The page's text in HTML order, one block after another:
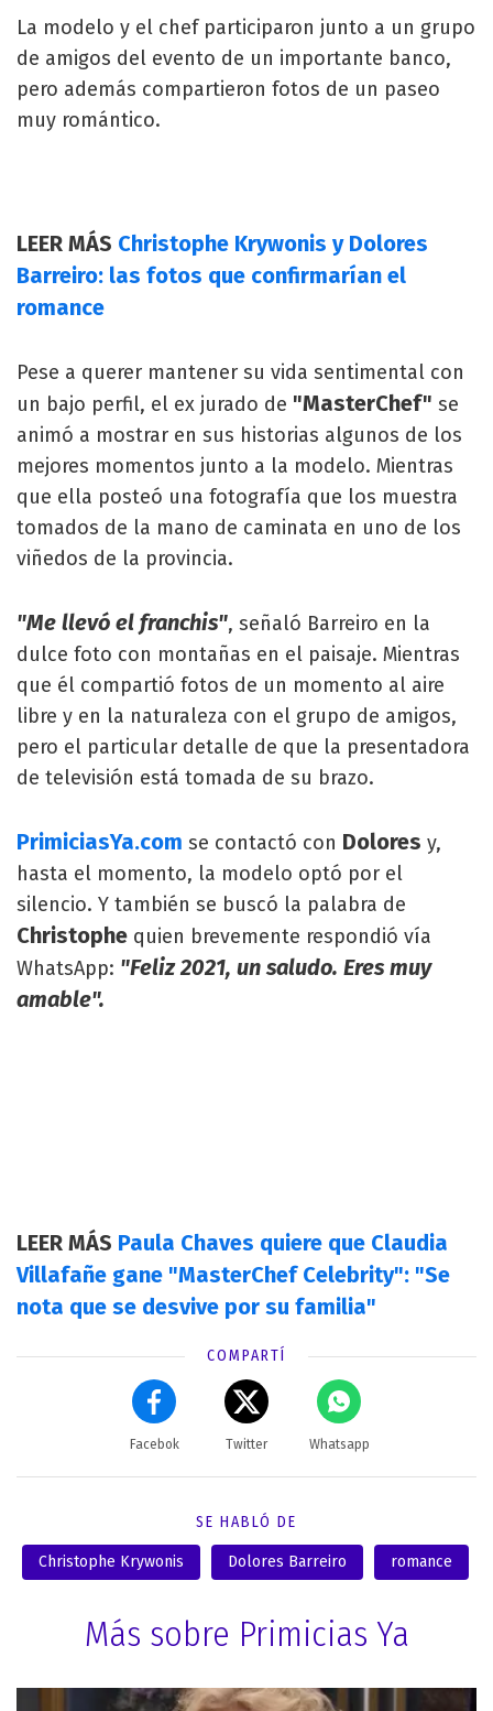
La modelo y el chef participaron junto a un grupo
de amigos del evento de un importante banco,
pero además compartieron fotos de un paseo
muy romántico.
LEER MÁS Christophe Krywonis y Dolores
Barreiro: las fotos que confirmarían el
romance
Pese a querer mantener su vida sentimental con
un bajo perfil, el ex jurado de "MasterChef" se
animó a mostrar en sus historias algunos de los
mejores momentos junto a la modelo. Mientras
que ella posteó una fotografía que los muestra
tomados de la mano de caminata en uno de los
viñedos de la provincia.
"Me llevó el franchis", señaló Barreiro en la
dulce foto con montañas en el paisaje. Mientras
que él compartió fotos de un momento al aire
libre y en la naturaleza con el grupo de amigos,
pero el particular detalle de que la presentadora
de televisión está tomada de su brazo.
PrimiciasYa.com se contactó con Dolores y,
hasta el momento, la modelo optó por el
silencio. Y también se buscó la palabra de
Christophe quien brevemente respondió vía
WhatsApp: "Feliz 2021, un saludo. Eres muy
amable".
LEER MÁS Paula Chaves quiere que Claudia
Villafañe gane "MasterChef Celebrity": "Se
nota que se desvive por su familia"
COMPARTÍ
Facebok Twitter Whatsapp
SE HABLÓ DE
Christophe Krywonis Dolores Barreiro romance
Más sobre Primicias Ya